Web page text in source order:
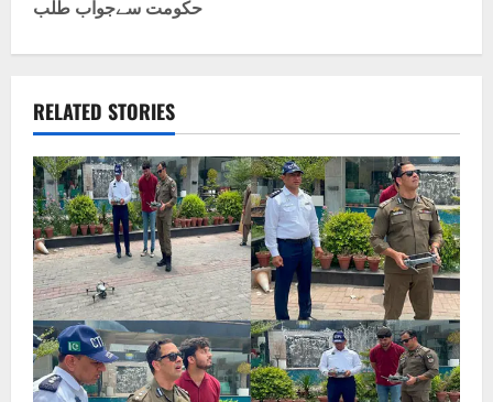
n
v
i
g
a
t
i
حکومت سےجواب طلب
RELATED STORIES